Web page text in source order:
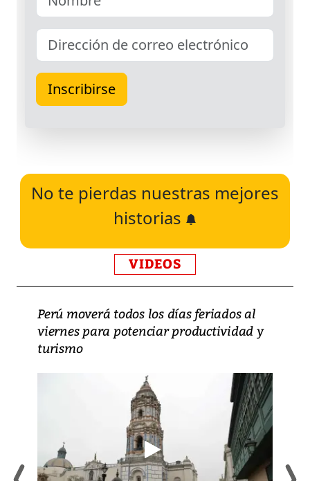
No te pierdas nuestras mejores
historias
VIDEOS
Perú moverá todos los días feriados al
viernes para potenciar productividad y
turismo